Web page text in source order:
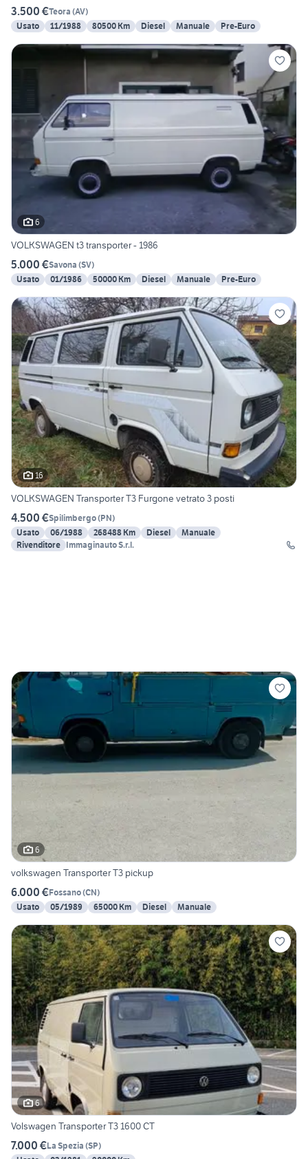
3.500 €Teora (AV)
Usato
11/1988 80500 Km Diesel Manuale Pre-Euro
6
VOLKSWAGEN t3 transporter - 1986
5.000 €Savona (SV)
Usato
01/1986 50000 Km Diesel Manuale Pre-Euro
16
VOLKSWAGEN Transporter T3 Furgone vetrato 3 posti
4.500 €Spilimbergo(PN)
Usato
06/1988 268488 Km Diesel
Manuale
Rivenditore Immaginauto S.r.l.
6
volkswagen Transporter T3 pickup
6.000 €Fossano(CN)
Usato
05/1989 65000 Km Diesel Manuale
6
Volswagen Transporter T3 1600 CT
7.000 €La Spezia (SP)